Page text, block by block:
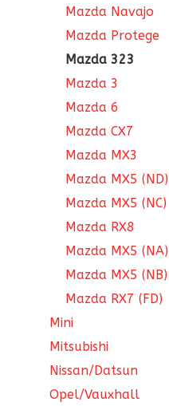
Mazda Navajo
Mazda Protege
Mazda 323
Mazda 3
Mazda 6
Mazda CX7
Mazda MX3
Mazda MX5 (ND)
Mazda MX5 (NC)
Mazda RX8
Mazda MX5 (NA)
Mazda MX5 (NB)
Mazda RX7 (FD)
Mini
Mitsubishi
Nissan/Datsun
Opel/Vauxhall